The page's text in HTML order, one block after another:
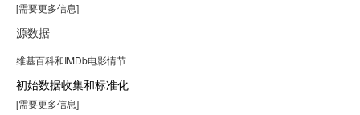
[需要更多信息]
源数据
维基百科和IMDb电影情节
初始数据收集和标准化
[需要更多信息]